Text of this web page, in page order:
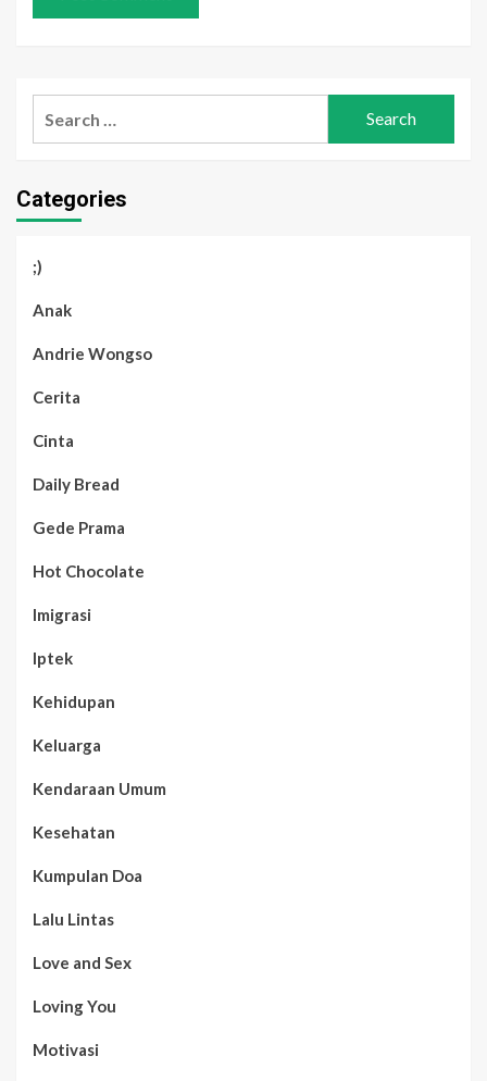
Categories
;)
Anak
Andrie Wongso
Cerita
Cinta
Daily Bread
Gede Prama
Hot Chocolate
Imigrasi
Iptek
Kehidupan
Keluarga
Kendaraan Umum
Kesehatan
Kumpulan Doa
Lalu Lintas
Love and Sex
Loving You
Motivasi